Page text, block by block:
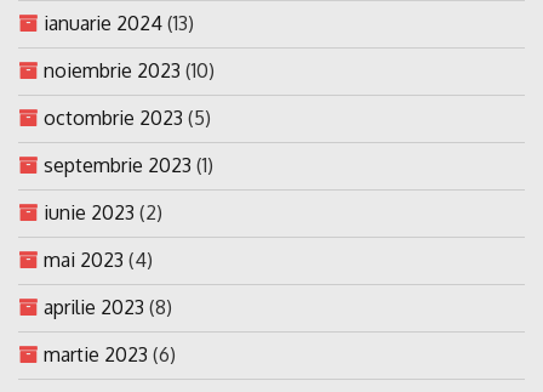
ianuarie 2024 (13)
noiembrie 2023 (10)
octombrie 2023 (5)
septembrie 2023 (1)
iunie 2023 (2)
mai 2023 (4)
aprilie 2023 (8)
martie 2023 (6)